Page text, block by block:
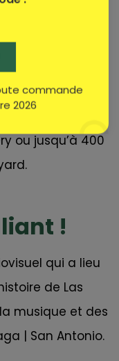
Ce ne
se marier avec
les
pour 50
ou jusqu’à 400
!
qui a lieu
de Las
musique et des
| San Antonio.
commande
2026